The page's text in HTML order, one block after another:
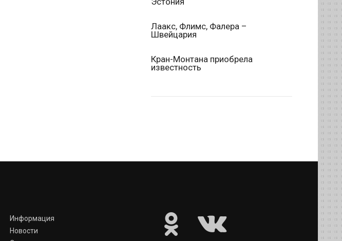
Лаакс, Флимс, Фалера –
Швейцария
Кран-Монтана приобрела
известность
Информация
Новости